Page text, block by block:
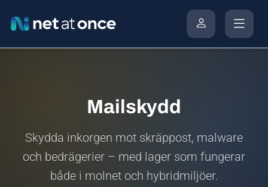
Mailskydd
Skydda inkorgen mot skräppost, malware
och bedrägerier – med lager som fungerar
både i molnet och hybridmiljöer.